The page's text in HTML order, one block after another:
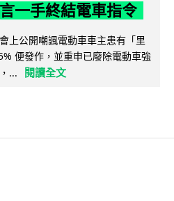
一手終結電車指令
上公開嘲諷電動車車主患有「里
便發作，並重申已廢除電動車強
...
閱讀全文